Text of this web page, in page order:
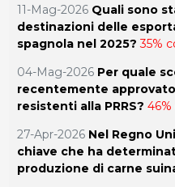
11-Mag-2026 Quali sono
destinazioni delle
spagnola nel 2025? 35%
04-Mag-2026 Per quale
recentemente
resistenti alla PRRS?
27-Apr-2026 Nel Regno
chiave che ha
produzione di carne